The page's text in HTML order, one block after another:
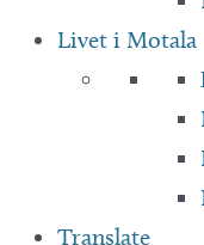
Livet i Motala
Translate